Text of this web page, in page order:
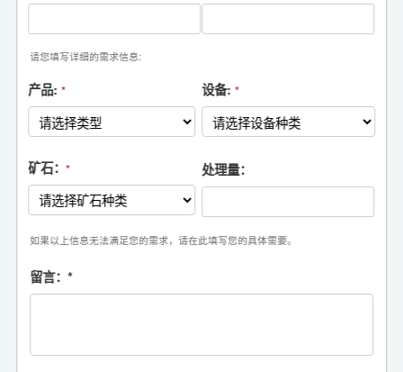
请您填写详细的需求信息:
产品: * 设备: *
矿石： * 处理量：
如果以上信息无法满足您的需求，请在此填写您的具体需要。
留言：*